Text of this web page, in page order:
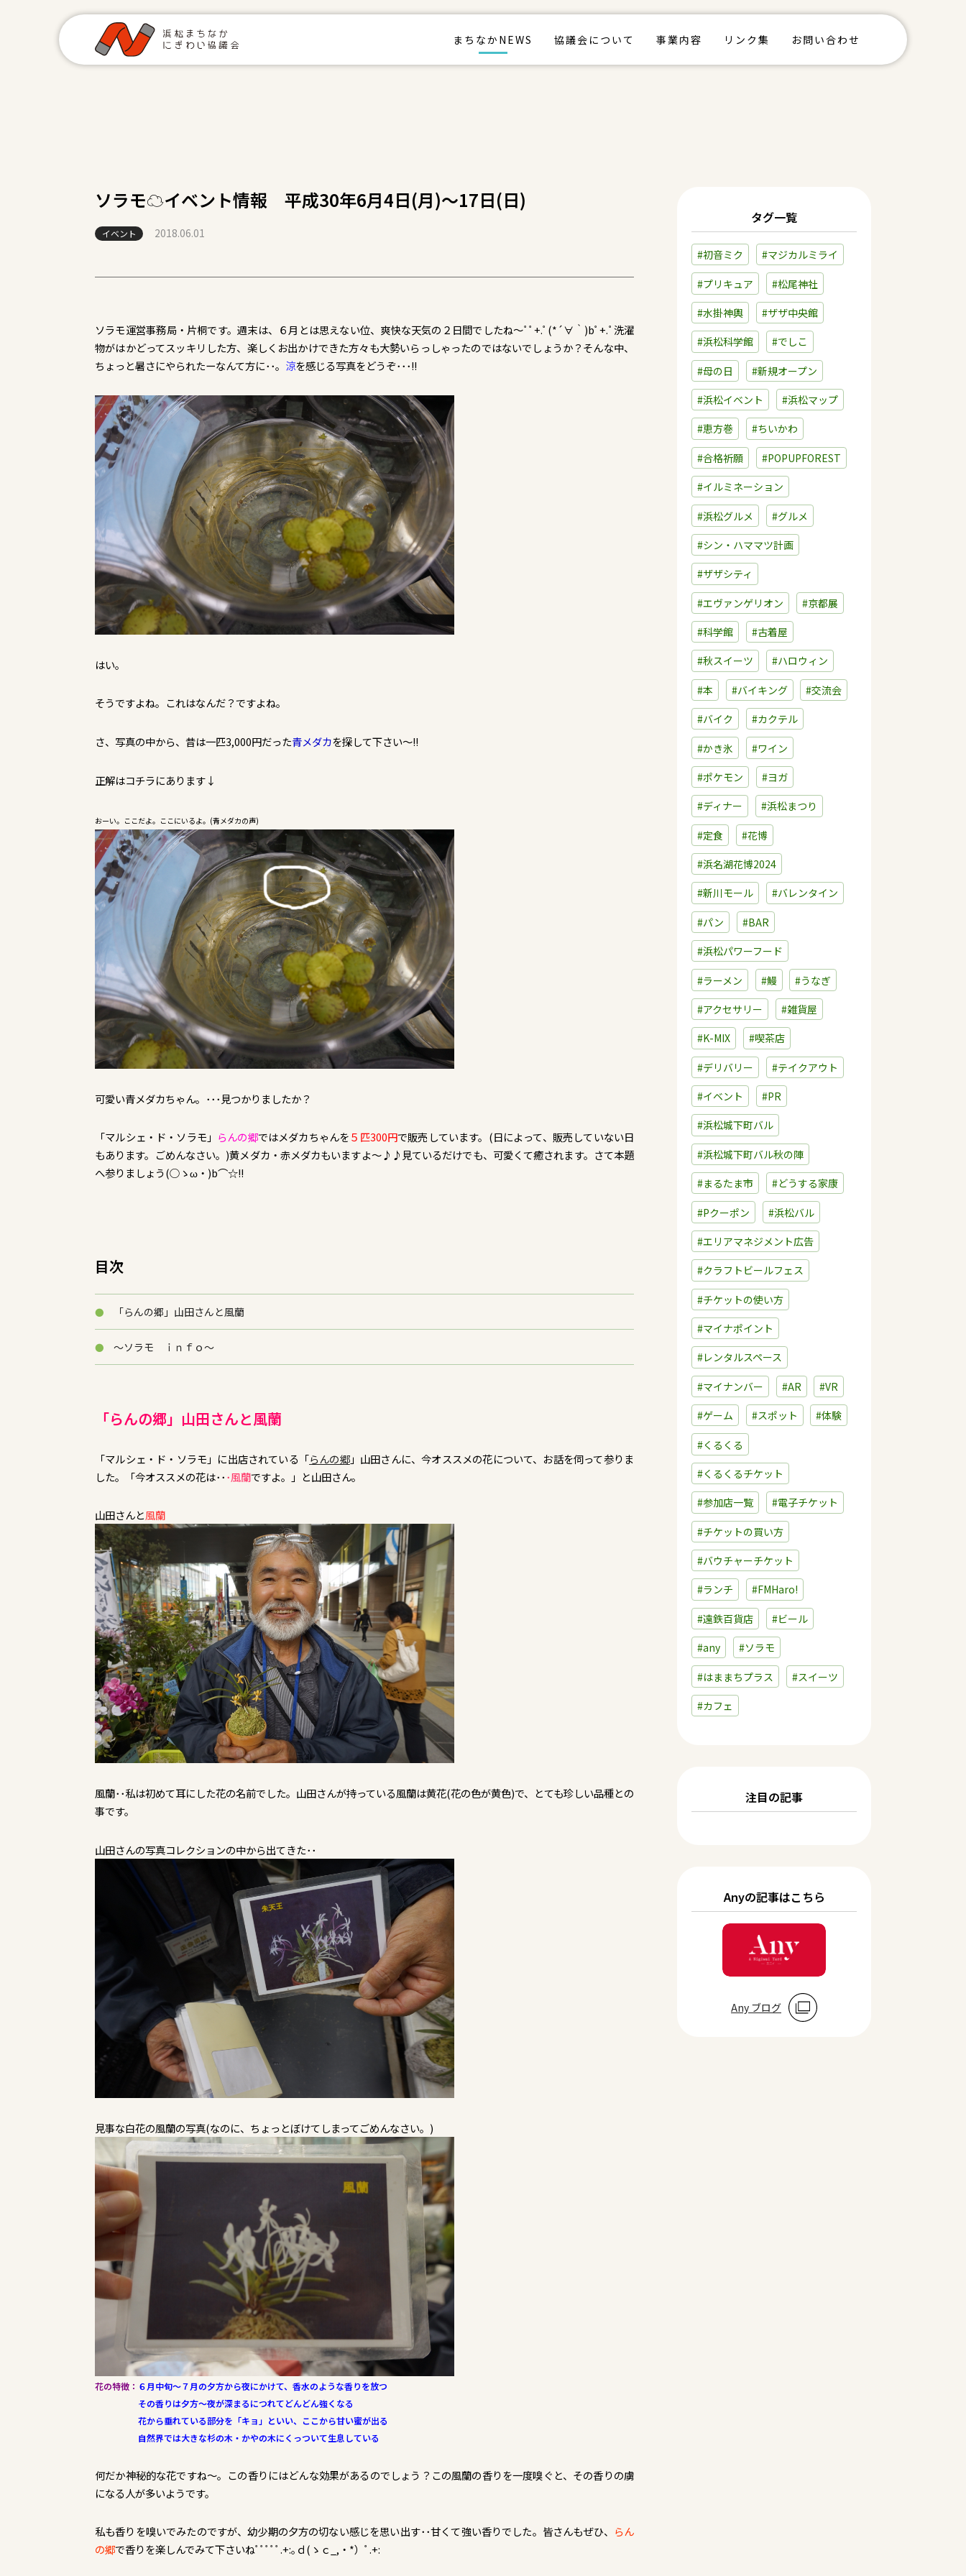
まちなかNEWS 協議会について 事業内容 リンク集 お問い合わせ
ソラモ☁イベント情報 平成30年6月4日(月)～17日(日)
イベント 2018.06.01
ソラモ運営事務局・片桐です。週末は、６月とは思えない位、爽快な天気の２日間でしたね～ﾟﾟ+.ﾟ(*´∀｀)bﾟ+.ﾟ洗濯
物がはかどってスッキリした方、楽しくお出かけできた方々も大勢いらっしゃったのではないでしょうか？そんな中、
ちょっと暑さにやられたーなんて方に･･。 涼を感じる写真をどうぞ･･･!!
はい。
そうですよね。これはなんだ？ですよね。
さ、写真の中から、昔は一匹3,000円だった青メダカを探して下さい～!!
正解はコチラにあります↓
おーい。ここだよ。ここにいるよ。(青メダカの声)
可愛い青メダカちゃん。･･･見つかりましたか？
「マルシェ・ド・ソラモ」 らんの郷ではメダカちゃんを５匹300円で販売しています。(日によって、販売していない日
もあります。ごめんなさい。)黄メダカ・赤メダカもいますよ～♪♪見ているだけでも、可愛くて癒されます。さて本題
へ参りましょう(○ゝω・)b⌒☆!!
目次
「らんの郷」山田さんと風蘭
～ソラモ ｉｎｆｏ～
「らんの郷」山田さんと風蘭
「マルシェ・ド・ソラモ」に出店されている「らんの郷」山田さんに、今オススメの花について、お話を伺って参りま
した。「今オススメの花は･･･風蘭ですよ。」と山田さん。
山田さんと風蘭
風蘭･･私は初めて耳にした花の名前でした。山田さんが持っている風蘭は黄花(花の色が黄色)で、とても珍しい品種との
事です。
山田さんの写真コレクションの中から出てきた･･
見事な白花の風蘭の写真(なのに、ちょっとぼけてしまってごめんなさい。)
花の特徴： ６月中旬～７月の夕方から夜にかけて、香水のような香りを放つ
その香りは夕方～夜が深まるにつれてどんどん強くなる
花から垂れている部分を「キョ」といい、ここから甘い蜜が出る
自然界では大きな杉の木・かやの木にくっついて生息している
何だか神秘的な花ですね～。この香りにはどんな効果があるのでしょう？この風蘭の香りを一度嗅ぐと、その香りの虜
になる人が多いようです。
私も香りを嗅いでみたのですが、幼少期の夕方の切ない感じを思い出す･･甘くて強い香りでした。皆さんもぜひ、 らん
の郷で香りを楽しんでみて下さいねﾟﾟﾟﾟﾟ.+:｡ｄ(ゝｃ_,・*）ﾟ.+:
タグ一覧
#初音ミク #マジカルミライ
#プリキュア #松尾神社
#水掛神輿 #ザザ中央館
#浜松科学館 #でしこ
#母の日 #新規オープン
#浜松イベント #浜松マップ
#恵方巻 #ちいかわ
#合格祈願 #POPUPFOREST
#イルミネーション
#浜松グルメ #グルメ
#シン・ハママツ計画
#ザザシティ
#エヴァンゲリオン #京都展
#科学館 #古着屋
#秋スイーツ #ハロウィン
#本 #バイキング #交流会
#バイク #カクテル
#かき氷 #ワイン
#ポケモン #ヨガ
#ディナー #浜松まつり
#定食 #花博
#浜名湖花博2024
#新川モール #バレンタイン
#パン #BAR
#浜松パワーフード
#ラーメン #鰻 #うなぎ
#アクセサリー #雑貨屋
#K-MIX #喫茶店
#デリバリー #テイクアウト
#イベント #PR
#浜松城下町バル
#浜松城下町バル秋の陣
#まるたま市 #どうする家康
#Pクーポン #浜松バル
#エリアマネジメント広告
#クラフトビールフェス
#チケットの使い方
#マイナポイント
#レンタルスペース
#マイナンバー #AR #VR
#ゲーム #スポット #体験
#くるくる
#くるくるチケット
#参加店一覧 #電子チケット
#チケットの買い方
#バウチャーチケット
#ランチ #FMHaro!
#遠鉄百貨店 #ビール
#any #ソラモ
#はままちプラス #スイーツ
#カフェ
注目の記事
Anyの記事はこちら
Any ブログ